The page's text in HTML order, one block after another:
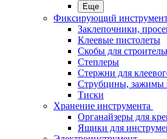
Еще
Фиксирующий
Заклепочники,
Клеевые пистолеты
Скобы для
Степлеры
Стержни для
Струбцины, зажимы
Тиски
Хранение инструмента
Органайзеры для
Ящики для